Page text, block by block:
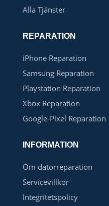
Alla Tjänster
REPARATION
iPhone Reparation
Samsung Reparation
Playstation Reparation
Xbox Reparation
Google-Pixel Reparation
INFORMATION
Om datorreparation
Servicevillkor
Integritetspolicy